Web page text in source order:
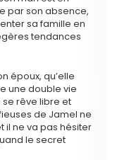
par son absence,
sa famille en
tendances
époux, qu’elle
une double vie
rêve libre et
de Jamel ne
il ne va pas hésiter
le secret